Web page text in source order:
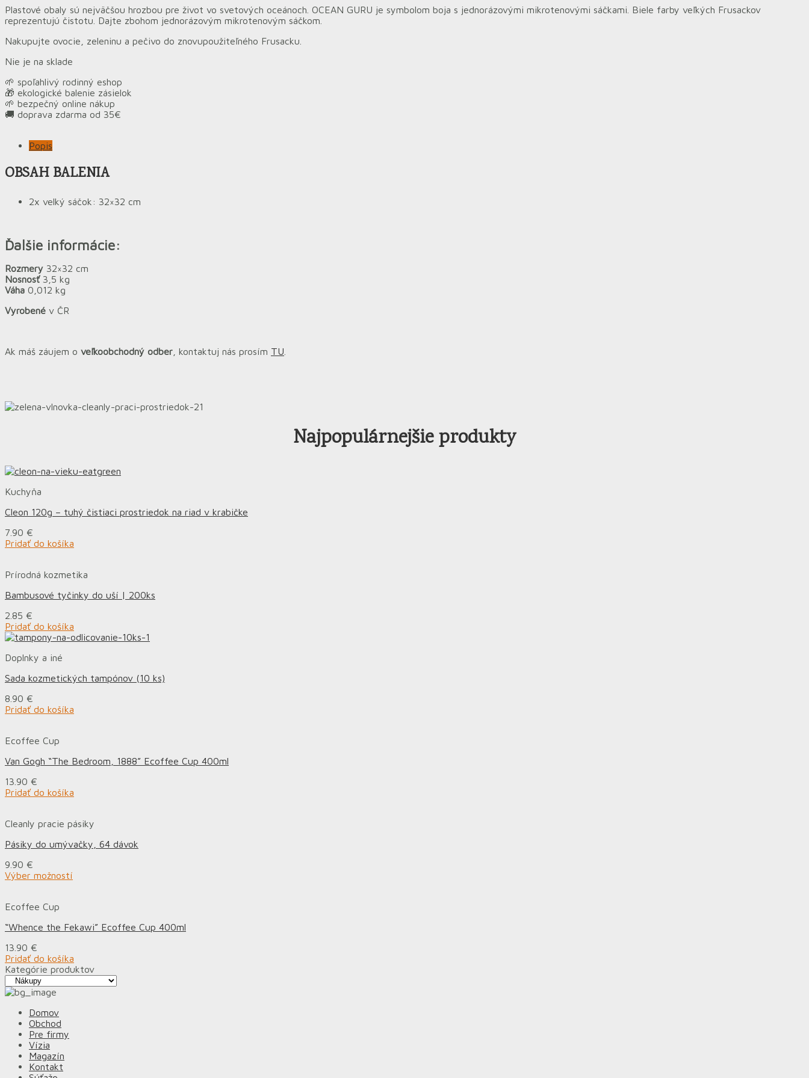
Plastové obaly sú nejväčšou hrozbou pre život vo svetových oceánoch. OCEAN GURU je symbolom boja s jednorázovými mikrotenovými sáčkami. Biele farby veľkých Frusackov
reprezentujú čistotu. Dajte zbohom jednorázovým mikrotenovým sáčkom.
Nakupujte ovocie, zeleninu a pečivo do znovupoužiteľného Frusacku.
Nie je na sklade
🌱 spoľahlivý rodinný eshop
🎁 ekologické balenie zásielok
🌱 bezpečný online nákup
🚚 doprava zdarma od 35€
Popis
OBSAH BALENIA
2x velký sáčok: 32×32 cm
Ďalšie informácie:
Rozmery 32×32 cm
Nosnosť 3,5 kg
Váha 0,012 kg
Vyrobené v ČR
Ak máš záujem o veľkoobchodný odber , kontaktuj nás prosím TU
Najpopulárnejšie produkty
Kuchyňa
Cleon 120g – tuhý čistiaci prostriedok na riad v krabičke
7.90 €
Pridať do košíka
Prírodná kozmetika
Bambusové tyčinky do uší | 200ks
2.85 €
Pridať do košíka
Doplnky a iné
Sada kozmetických tampónov (10 ks)
8.90 €
Pridať do košíka
Ecoffee Cup
Van Gogh “The Bedroom, 1888” Ecoffee Cup 400ml
13.90 €
Pridať do košíka
Cleanly pracie pásiky
Pásiky do umývačky, 64 dávok
9.90 €
Výber možností
Ecoffee Cup
“Whence the Fekawi” Ecoffee Cup 400ml
13.90 €
Pridať do košíka
Kategórie produktov
Domov
Obchod
Pre firmy
Vízia
Magazín
Kontakt